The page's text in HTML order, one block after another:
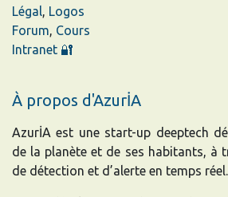
Légal, Logos
Forum, Cours
Intranet 🔐
À propos d'AzurİA
AzurİA est une start-up deeptech
de la planète et de ses habitants, à
de détection et d’alerte en temps réel.